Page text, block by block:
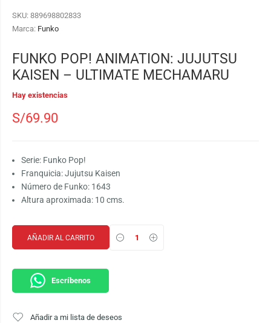
SKU: 889698802833
Marca: Funko
FUNKO POP! ANIMATION: JUJUTSU
KAISEN – ULTIMATE MECHAMARU
Hay existencias
S/69.90
Serie: Funko Pop!
Franquicia: Jujutsu Kaisen
Número de Funko: 1643
Altura aproximada: 10 cms.
AÑADIR AL CARRITO
Escríbenos
Añadir a mi lista de deseos